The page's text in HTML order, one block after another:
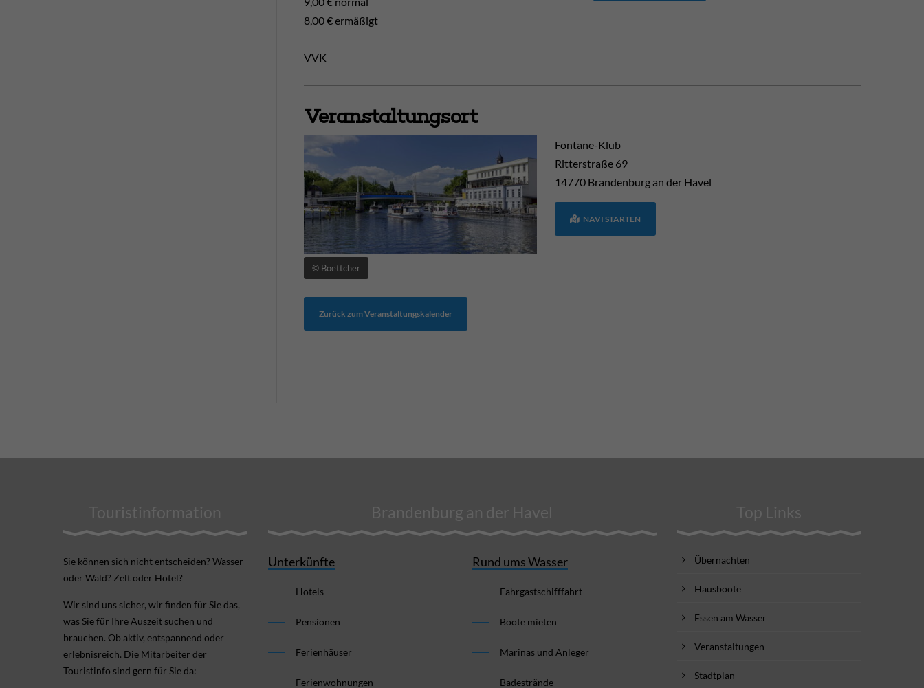
8,00 € ermäßigt
VVK
Veranstaltungsort
© Boettcher
Fontane-Klub
Ritterstraße 69
14770 Brandenburg an der Havel
NAVI STARTEN
Zurück zum Veranstaltungskalender
Touristinformation
Sie können sich nicht ent­scheiden? Wasser
oder Wald? Zelt oder Hotel?
Wir sind uns sicher, wir finden für Sie das,
was Sie für Ihre Aus­zeit suchen und
brauchen. Ob aktiv, ent­spannend oder
erlebnis­reich. Die Mitarbeiter der
Touristinfo sind gern für Sie da:
Brandenburg an der Havel
Unterkünfte
Hotels
Pensionen
Ferienhäuser
Ferienwohnungen
Rund ums Wasser
Fahrgastschifffahrt
Boote mieten
Marinas und Anleger
Badestrände
Top Links
Übernachten
Hausboote
Essen am Wasser
Veranstaltungen
Stadtplan